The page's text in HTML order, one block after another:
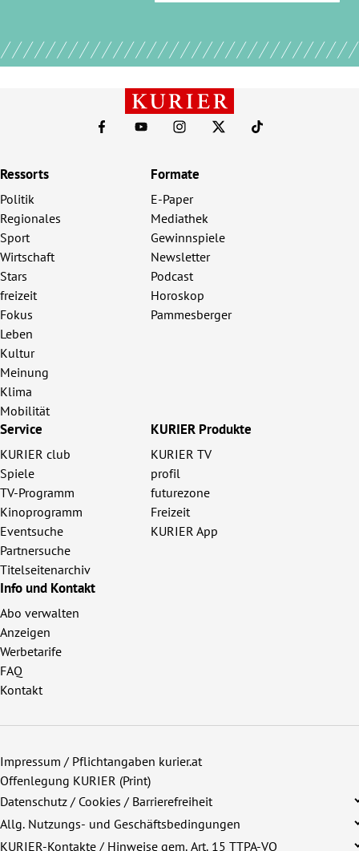
Ressorts
Politik
Regionales
Sport
Wirtschaft
Stars
freizeit
Fokus
Leben
Kultur
Meinung
Klima
Mobilität
Formate
E-Paper
Mediathek
Gewinnspiele
Newsletter
Podcast
Horoskop
Pammesberger
Service
KURIER club
Spiele
TV-Programm
Kinoprogramm
Eventsuche
Partnersuche
Titelseitenarchiv
KURIER Produkte
KURIER TV
profil
futurezone
Freizeit
KURIER App
Info und Kontakt
Abo verwalten
Anzeigen
Werbetarife
FAQ
Kontakt
Impressum / Pflichtangaben kurier.at
Offenlegung KURIER (Print)
Datenschutz / Cookies / Barrierefreiheit
Allg. Nutzungs- und Geschäftsbedingungen
KURIER-Kontakte / Hinweise gem. Art. 15 TTPA-VO